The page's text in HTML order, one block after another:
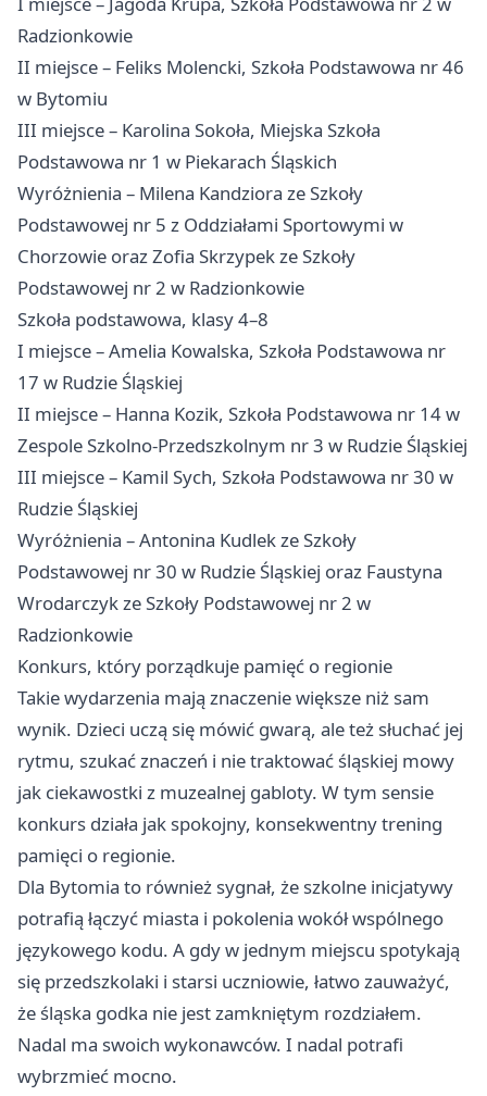
Radzionkowie
II miejsce – Feliks Molencki, Szkoła Podstawowa nr 46
w Bytomiu
III miejsce – Karolina Sokoła, Miejska Szkoła
Podstawowa nr 1 w Piekarach Śląskich
Wyróżnienia – Milena Kandziora ze Szkoły
Podstawowej nr 5 z Oddziałami Sportowymi w
Chorzowie oraz Zofia Skrzypek ze Szkoły
Podstawowej nr 2 w Radzionkowie
Szkoła podstawowa, klasy 4–8
I miejsce – Amelia Kowalska, Szkoła Podstawowa nr
17 w Rudzie Śląskiej
II miejsce – Hanna Kozik, Szkoła Podstawowa nr 14 w
Zespole Szkolno-Przedszkolnym nr 3 w Rudzie Śląskiej
III miejsce – Kamil Sych, Szkoła Podstawowa nr 30 w
Rudzie Śląskiej
Wyróżnienia – Antonina Kudlek ze Szkoły
Podstawowej nr 30 w Rudzie Śląskiej oraz Faustyna
Wrodarczyk ze Szkoły Podstawowej nr 2 w
Radzionkowie
Konkurs, który porządkuje pamięć o regionie
Takie wydarzenia mają znaczenie większe niż sam
wynik. Dzieci uczą się mówić gwarą, ale też słuchać jej
rytmu, szukać znaczeń i nie traktować śląskiej mowy
jak ciekawostki z muzealnej gabloty. W tym sensie
konkurs działa jak spokojny, konsekwentny trening
pamięci o regionie.
Dla Bytomia to również sygnał, że szkolne inicjatywy
potrafią łączyć miasta i pokolenia wokół wspólnego
językowego kodu. A gdy w jednym miejscu spotykają
się przedszkolaki i starsi uczniowie, łatwo zauważyć,
że śląska godka nie jest zamkniętym rozdziałem.
Nadal ma swoich wykonawców. I nadal potrafi
wybrzmieć mocno.